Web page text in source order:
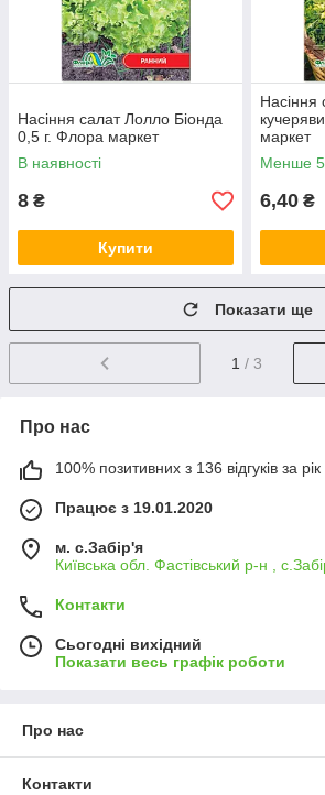
Насіння салат Лолло Біонда
0,5 г. Флора маркет
В наявності
8 ₴
Купити
Насіння
маркет
Менше 5
6,40 ₴
Показати ще
1 / 3
Про нас
100% позитивних з 136 відгуків за рік
Працює з 19.01.2020
м. с.Забір'я
Київська обл. Фастівський р-н ,
Контакти
Сьогодні вихідний
Показати весь графік роботи
Про нас
Контакти